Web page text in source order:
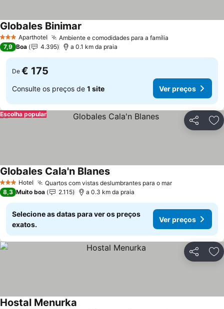
3 EstrelasAparthotel Ambiente e comodidades para a família
Globales Binimar
7,9 Boa 4.395 a 0.1 km da praia
De € 175
Consulte os preços de 1 site Ver preços
Partilhar
Escolha popular
3 EstrelasHotel Quartos com vistas deslumbrantes para o mar
Globales Cala'n Blanes
8,3 Muito boa 2.115 a 0.3 km da praia
Selecione as datas para ver os preços
exatos.
Ver preços
Partilhar
Hostal Menurka